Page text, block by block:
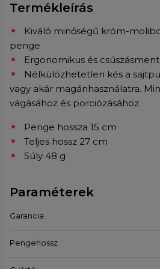
Termékleírás
Kiváló minőségű króm-
penge
Ergonomikus és
Nélkülözhetetlen kés a
vagy akár magánhasználatra.
vágásához és porciózásához.
Penge hossza 15 cm
Teljes hossz 27 cm
Súly 48 g
Paraméterek
Garancia
Pengehossz